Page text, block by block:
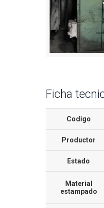
Ficha
Codigo
Productor
Estado
Material
estampado